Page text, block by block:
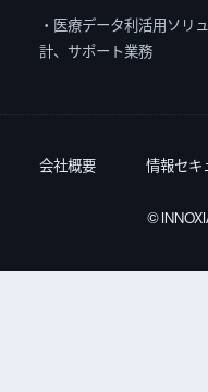
・医療データ利活用ソリ
計、サポート業務
©
会社概要 情報セキ